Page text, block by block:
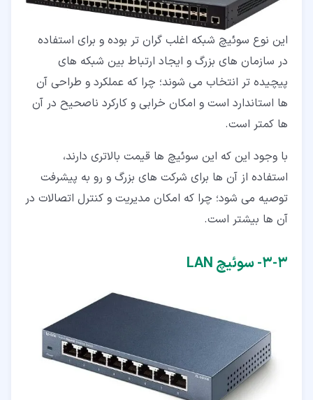
این نوع سوئیچ شبکه اغلب گران تر بوده و برای استفاده
در سازمان های بزرگ و ایجاد ارتباط بین شبکه های
پیچیده تر انتخاب می شوند؛ چرا که عملکرد و طراحی آن
ها استاندارد است و امکان خرابی و کارکرد ناصحیح در آن
ها کمتر است.
با وجود این که این سوئیچ ها قیمت بالاتری دارند،
استفاده از آن ها برای شرکت های بزرگ و رو به پیشرفت
توصیه می شود؛ چرا که امکان مدیریت و کنترل اتصالات در
آن ها بیشتر است.
۳‏-‏۳‏- سوئیچ LAN